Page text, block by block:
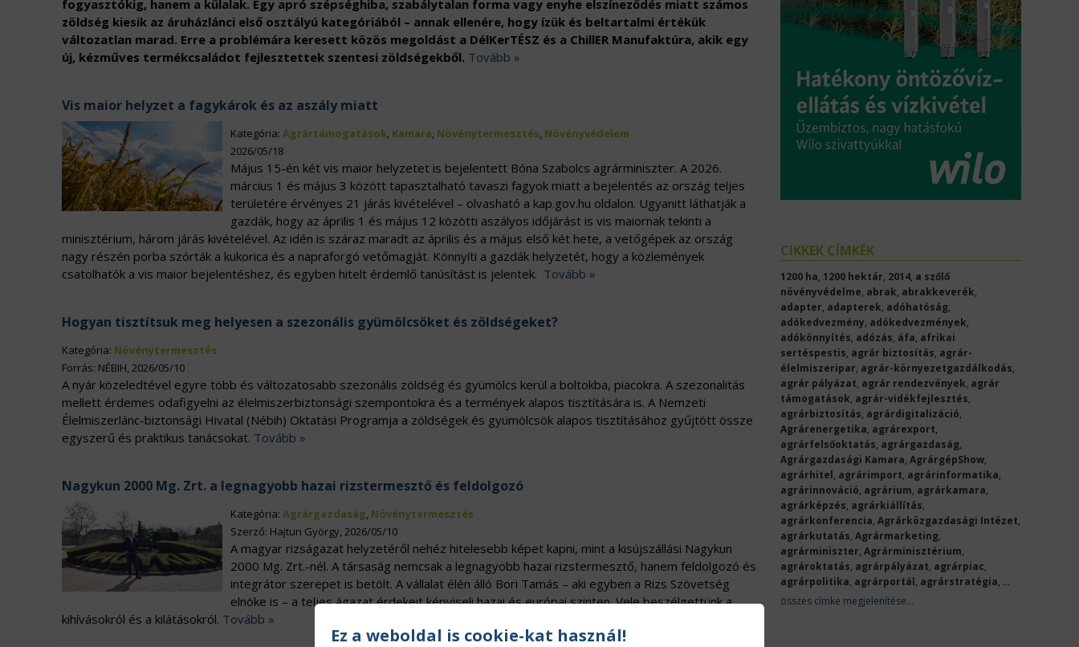
fogyasztókig, hanem a külalak. Egy apró szépséghiba, szabálytalan forma vagy enyhe elszíneződés miatt számos
zöldség kiesik az áruházlánci első osztályú kategóriából – annak ellenére, hogy ízük és beltartalmi értékük
változatlan marad. Erre a problémára keresett közös megoldást a DélKerTÉSZ és a ChillER Manufaktúra, akik egy
új, kézműves termékcsaládot fejlesztettek szentesi zöldségekből. Tovább »
Vis maior helyzet a fagykárok és az aszály miatt
Kategória: Agrártámogatások, Kamara, Növénytermesztés, Növényvédelem
2026/05/18
Május 15-én két vis maior helyzetet is bejelentett Bóna Szabolcs agrárminiszter. A 2026.
március 1 és május 3 között tapasztalható tavaszi fagyok miatt a bejelentés az ország teljes
területére érvényes 21 járás kivételével – olvasható a kap.gov.hu oldalon. Ugyanitt láthatják a
gazdák, hogy az április 1 és május 12 közötti aszályos időjárást is vis maiornak tekinti a
minisztérium, három járás kivételével. Az idén is száraz maradt az április és a május első két hete, a vetőgépek az ország
nagy részén porba szórták a kukorica és a napraforgó vetőmagját. Könnyíti a gazdák helyzetét, hogy a közlemények
csatolhatók a vis maior bejelentéshez, és egyben hitelt érdemlő tanúsítást is jelentek. Tovább »
Hogyan tisztítsuk meg helyesen a szezonális gyümölcsöket és zöldségeket?
Kategória: Növénytermesztés
Forrás: NÉBIH, 2026/05/10
A nyár közeledtével egyre több és változatosabb szezonális zöldség és gyümölcs kerül a boltokba, piacokra. A szezonalitás
mellett érdemes odafigyelni az élelmiszerbiztonsági szempontokra és a termények alapos tisztítására is. A Nemzeti
Élelmiszerlánc-biztonsági Hivatal (Nébih) Oktatási Programja a zöldségek és gyümölcsök alapos tisztításához gyűjtött össze
egyszerű és praktikus tanácsokat. Tovább »
Nagykun 2000 Mg. Zrt. a legnagyobb hazai rizstermesztő és feldolgozó
Kategória: Agrárgazdaság, Növénytermesztés
Szerző: Hajtun György, 2026/05/10
A magyar rizságazat helyzetéről nehéz hitelesebb képet kapni, mint a kisújszállási Nagykun
2000 Mg. Zrt.-nél. A társaság nemcsak a legnagyobb hazai rizstermesztő, hanem feldolgozó és
integrátor szerepet is betölt. A vállalat élén álló Bori Tamás – aki egyben a Rizs Szövetség
elnöke is – a teljes ágazat érdekeit képviseli hazai és európai szinten. Vele beszélgettünk a
kihívásokról és a kilátásokról. Tovább »
CIKKEK CÍMKÉK
1200 ha, 1200 hektár, 2014, a szőlő
növényvédelme, abrak, abrakkeverék,
adapter, adapterek, adóhatóság,
adókedvezmény, adókedvezmények,
adókönnyítés, adózás, áfa, afrikai
sertéspestis, agrár biztosítás, agrár-
élelmiszeripar, agrár-környezetgazdálkodás,
agrár pályázat, agrár rendezvények, agrár
támogatások, agrár-vidékfejlesztés,
agrárbiztosítás, agrárdigitalizáció,
Agrárenergetika, agrárexport,
agrárfelsőoktatás, agrárgazdaság,
Agrárgazdasági Kamara, AgrárgépShow,
agrárhitel, agrárimport, agrárinformatika,
agrárinnováció, agrárium, agrárkamara,
agrárképzés, agrárkiállítás,
agrárkonferencia, Agrárközgazdasági Intézet,
agrárkutatás, Agrármarketing,
agrárminiszter, Agrárminisztérium,
agrároktatás, agrárpályázat, agrárpiac,
agrárpolitika, agrárportál, agrárstratégia, ...
összes címke megjelenítése...
Ez a weboldal is cookie-kat használ!